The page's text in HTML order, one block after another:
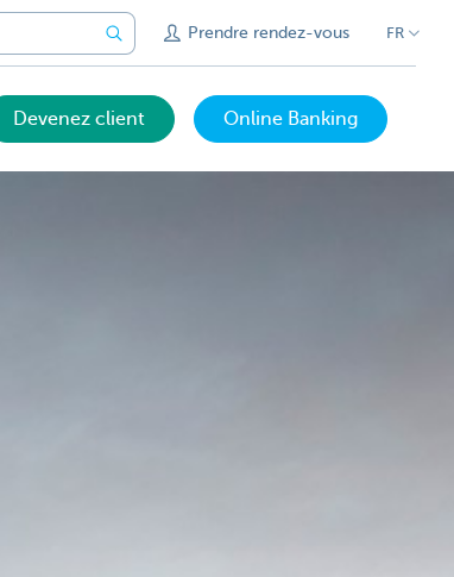
Prendre rendez-vous FR
Devenez client Online Banking